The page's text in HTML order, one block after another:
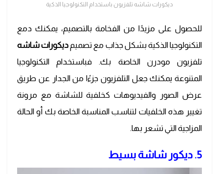
ديكورات شاشه تلفزيون باستخدام التكنولوجيا الذكية
للحصول على مزيدًا من الفخامة بالتصميم، يمكنك دمع
التكنولوجيا الذكية بشكل جذاب مع تصميم ديكورات شاشه
تلفزيون مودرن الخاصة بك. فباستخدام التكنولوجيا
المتنوعة يمكنك جعل التلفزيون جزءًا من الجدار عن طريق
عرض الصور والفيديوهات كخلفية للشاشة مع مرونة
تغيير هذه الخلفيات لتناسب المناسبة الخاصة بك أو الحالة
المزاجية التي تشعر بها.
5. ديكور شاشة بسيط